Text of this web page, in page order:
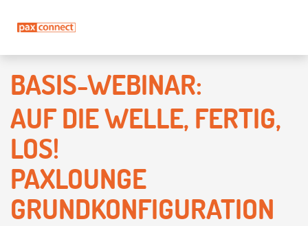
BASIS-WEBINAR:
AUF DIE WELLE, FERTIG,
LOS!
PAXLOUNGE
GRUNDKONFIGURATION